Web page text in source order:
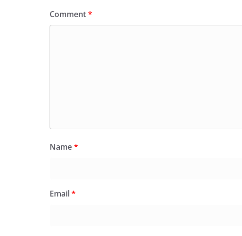
Comment*
Name*
Email*